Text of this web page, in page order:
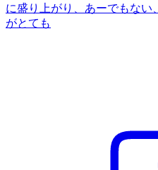
に盛り上がり、あーでもない
がとても